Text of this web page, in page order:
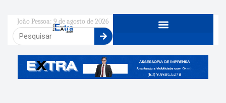
João Pessoa: 9 de agosto de 2026